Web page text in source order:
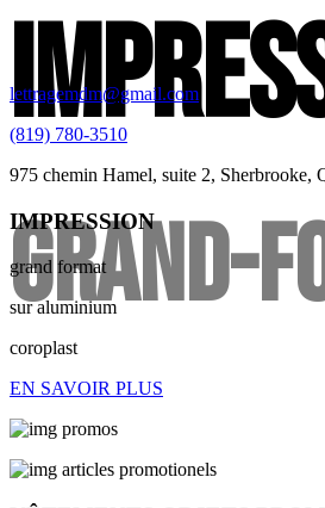
GRAND-
lettragemdm@gmail.com
(819) 780-3510
975 chemin Hamel, suite 2, Sherbrooke,
IMPRESSION
grand format
sur aluminium
coroplast
EN SAVOIR PLUS